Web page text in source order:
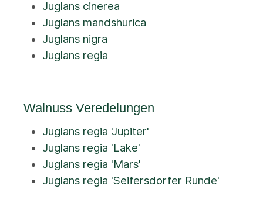
Juglans cinerea
Juglans mandshurica
Juglans nigra
Juglans regia
Walnuss Veredelungen
Juglans regia 'Jupiter'
Juglans regia 'Lake'
Juglans regia 'Mars'
Juglans regia 'Seifersdorfer Runde'